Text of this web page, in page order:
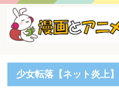
少女転落【ネット炎上